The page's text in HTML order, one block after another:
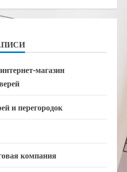
магазин
и перегородок
компания